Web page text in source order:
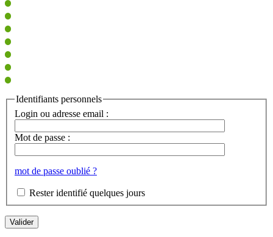
Identifiants personnels
Login ou adresse email :
Mot de passe :
mot de passe oublié ?
Rester identifié quelques jours